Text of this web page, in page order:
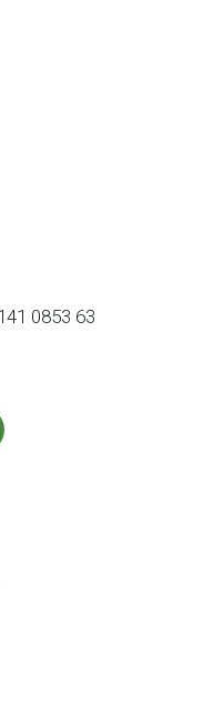
0853 63